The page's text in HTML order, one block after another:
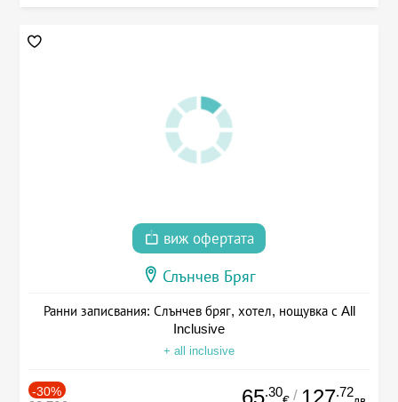
виж офертата
Слънчев Бряг
Ранни записвания: Слънчев бряг, хотел, нощувка с All
Inclusive
+ all inclusive
-30% 65.30 / 127.72